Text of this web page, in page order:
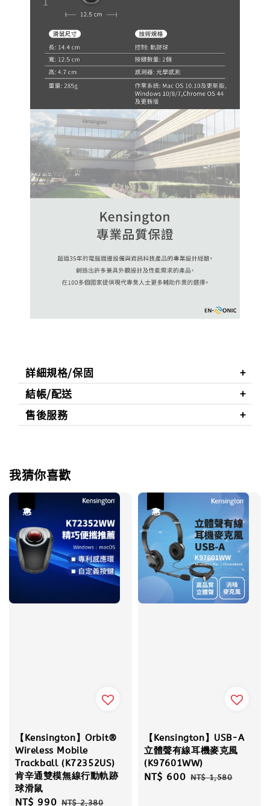
詳細規格/保固
結帳/配送
售後服務
我猜你喜歡
【Kensington】Orbit®
Wireless Mobile
Trackball (K72352US)
肯辛通雙模無線行動軌跡
球滑鼠
Sale
NT$ 990 Regular
NT$ 2,380
【Kensington】USB-A
立體聲有線耳機麥克風
(K97601WW)
Sale
NT$ 600 Regular
NT$ 1,580